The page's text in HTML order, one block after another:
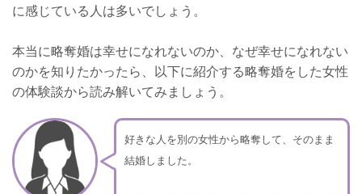
いまから準備できることって？
他人を傷つけたうえでの幸せであると覚悟を持ちましょう。
さいごに
に感じている人は多いでしょう。
本当に略奪婚は幸せになれないのか、なぜ幸せになれない
のかを知りたかったら、以下に紹介する略奪婚をした女性
の体験談から読み解いてみましょう。
好きな人を別の女性から略奪して、そのまま
結婚しました。